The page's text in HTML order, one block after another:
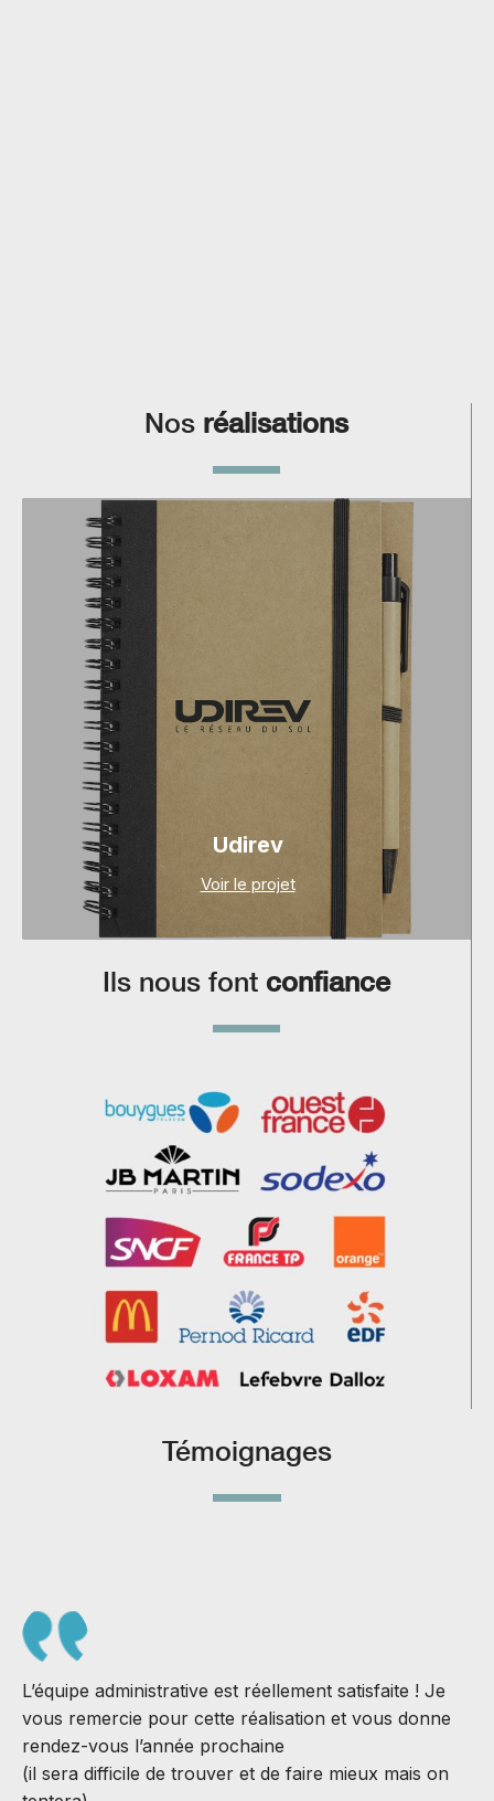
Nos réalisations
Udirev
Voir le projet
Ils nous font confiance
Témoignages
L’équipe administrative est réellement satisfaite ! Je
vous remercie pour cette réalisation et vous donne
rendez-vous l’année prochaine
(il sera difficile de trouver et de faire mieux mais on